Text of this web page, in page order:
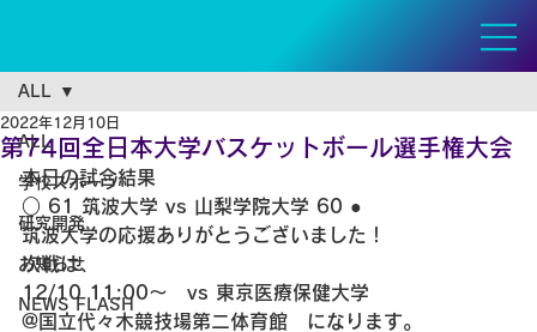
ALL
学校スポーツ
研究開発
お知らせ
NEWS FLASH
ALL
第74回全日本大学バスケットボール選手権大会
2022年12月10日
本日の試合結果
○ 61 筑波大学 vs 山梨学院大学 60 ●
筑波大学の応援ありがとうございました！
次戦は、
12/10 11:00〜　vs 東京医療保健大学
@国立代々木競技場第二体育館　になります。